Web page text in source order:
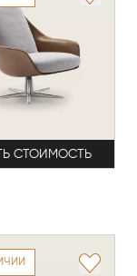
СТОИМОСТЬ